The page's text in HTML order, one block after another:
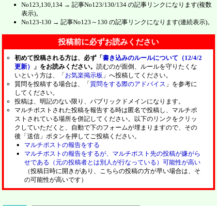
No123,130,134 → 記事No123/130/134 の記事リンクになります(複数
表示)。
No123-130 → 記事No123～130 の記事リンクになります(連続表示)。
投稿前に必ずお読みください
初めて投稿される方は、必ず「書き込みのルールについて（12/4/2
更新）
」をお読みください。 読むのが面倒、ルールを守りたくな
いという方は、「お気楽掲示板 」へ投稿してください。
質問を投稿する場合は、「質問をする際のアドバイス 」を参考に
してください。
投稿は、明記のない限り、パブリックドメインになります。
マルチポストされた投稿を報告する時は匿名で投稿し、マルチポ
ストされている場所を併記してください。以下のリンクをクリッ
クしていただくと、自動で下のフォームが埋まりますので、その
後「送信」ボタンを押してご投稿ください。
マルチポストの報告をする
マルチポストの報告をするが、マルチポスト先の投稿が嫌がら
せである（元の投稿者とは別人が行なっている）可能性が高い
（投稿日時に開きがあり、こちらの投稿の方が早い場合は、そ
の可能性が高いです）